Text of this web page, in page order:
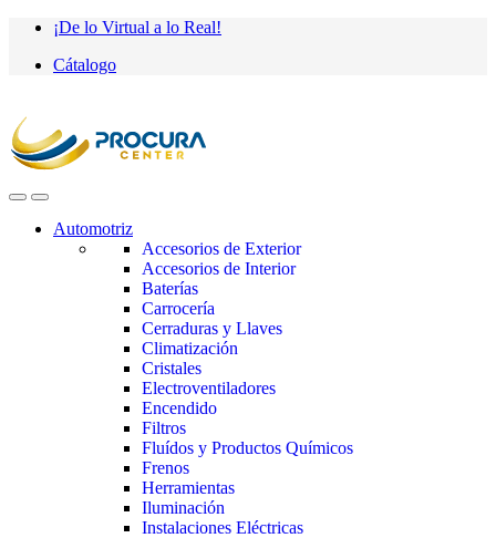
Saltar
navegación
saltar
contenido
¡De lo Virtual a lo Real!
Cátalogo
Automotriz
Accesorios de Exterior
Accesorios de Interior
Baterías
Carrocería
Cerraduras y Llaves
Climatización
Cristales
Electroventiladores
Encendido
Filtros
Fluídos y Productos Químicos
Frenos
Herramientas
Iluminación
Instalaciones Eléctricas